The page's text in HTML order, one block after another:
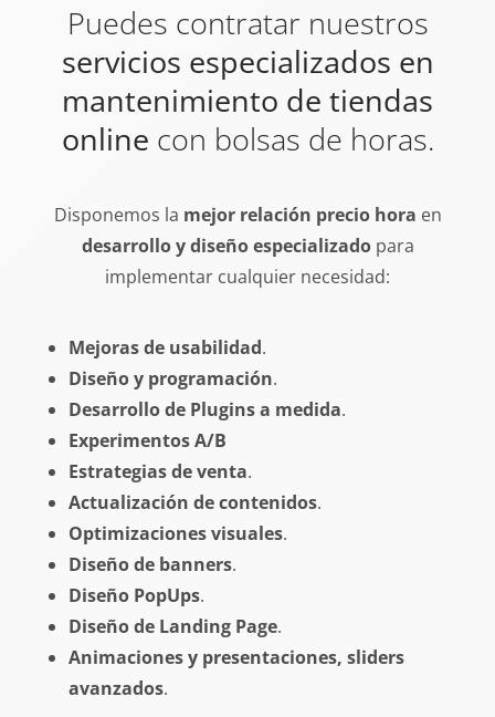
Puedes contratar nuestros
servicios especializados en
mantenimiento de tiendas
online con bolsas de horas.
Disponemos la mejor relación precio hora en
desarrollo y diseño especializadopara
implementar cualquier necesidad:
Mejoras de usabilidad.
Diseño y programación.
Desarrollo de Plugins a medida.
Experimentos A/B
Estrategias de venta.
Actualización de contenidos.
Optimizaciones visuales.
Diseño de banners.
Diseño PopUps.
Diseño de Landing Page.
Animaciones y presentaciones, sliders
avanzados.